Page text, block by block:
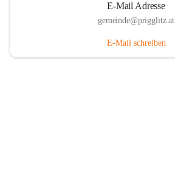
E-Mail Adresse
gemeinde@prigglitz.at
E-Mail schreiben